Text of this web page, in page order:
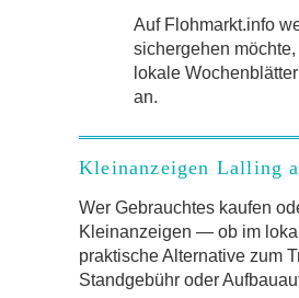
Auf Flohmarkt.info
sichergehen
lokale
an.
Kleinanzeigen Lalling
Wer Gebrauchtes kaufen
Kleinanzeigen — ob im
praktische Alternative zum
Standgebühr oder